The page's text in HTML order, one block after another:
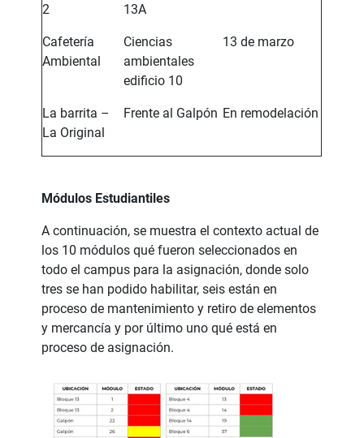
2
13A
Cafetería
Ambiental
Ciencias
ambientales
edificio 10
13 de marzo
La barrita –
La Original
Frente al Galpón En remodelación
Módulos Estudiantiles
A continuación, se muestra el contexto actual de
los 10 módulos qué fueron seleccionados en
todo el campus para la asignación, donde solo
tres se han podido habilitar, seis están en
proceso de mantenimiento y retiro de elementos
y mercancía y por último uno qué está en
proceso de asignación.